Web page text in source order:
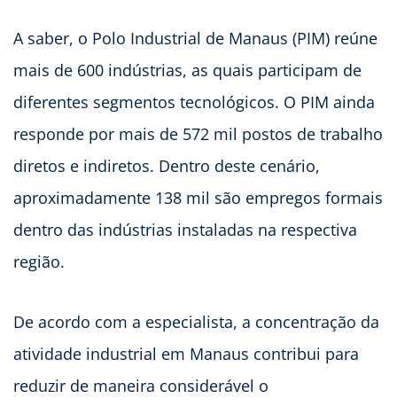
A saber, o Polo Industrial de Manaus (PIM) reúne
mais de 600 indústrias, as quais participam de
diferentes segmentos tecnológicos. O PIM ainda
responde por mais de 572 mil postos de trabalho
diretos e indiretos. Dentro deste cenário,
aproximadamente 138 mil são empregos formais
dentro das indústrias instaladas na respectiva
região.
De acordo com a especialista, a concentração da
atividade industrial em Manaus contribui para
reduzir de maneira considerável o